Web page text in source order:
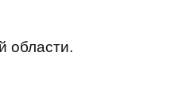
области.